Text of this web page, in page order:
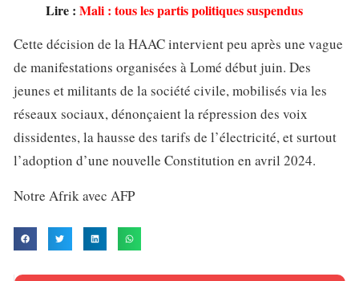
Lire : Mali : tous les partis politiques suspendus
Cette décision de la HAAC intervient peu après une vague
de manifestations organisées à Lomé début juin. Des
jeunes et militants de la société civile, mobilisés via les
réseaux sociaux, dénonçaient la répression des voix
dissidentes, la hausse des tarifs de l’électricité, et surtout
l’adoption d’une nouvelle Constitution en avril 2024.
Notre Afrik avec AFP